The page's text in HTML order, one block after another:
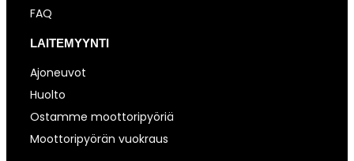
FAQ
LAITEMYYNTI
Ajoneuvot
Huolto
Ostamme moottoripyöriä
Moottoripyörän vuokraus